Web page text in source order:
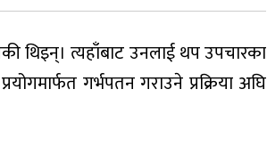
थिइन्। त्यहाँबाट उनलाई थप उपचारका
गर्भपतन गराउने प्रक्रिया अघि